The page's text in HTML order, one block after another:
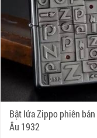
Bật lửa Zippo phiên bản
Âu 1932